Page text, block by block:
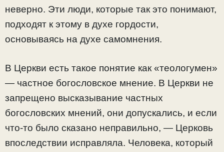
неверно. Эти люди, которые так это понимают,
подходят к этому в духе гордости,
основываясь на духе самомнения.
В Церкви есть такое понятие как «теологумен»
— частное богословское мнение. В Церкви не
запрещено высказывание частных
богословских мнений, они допускались, и если
что-то было сказано неправильно, — Церковь
впоследствии исправляла. Человека, который